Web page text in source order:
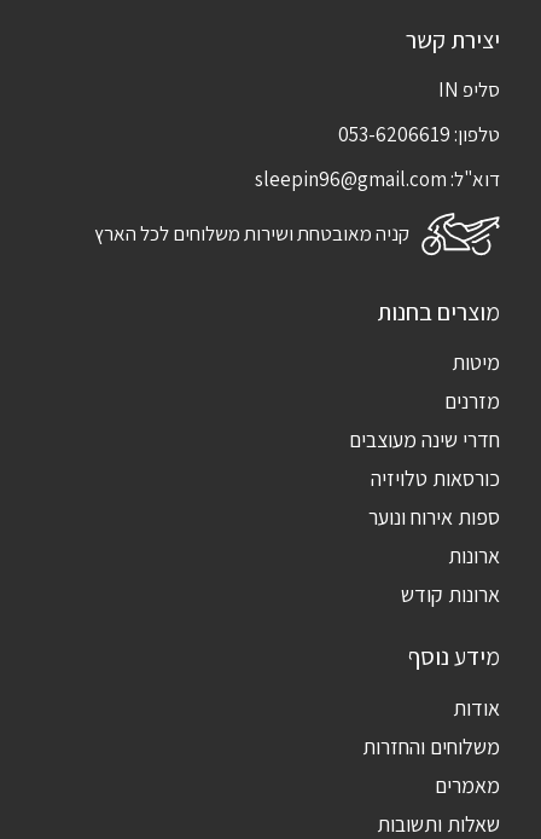
יצירת קשר
סליפ IN
טלפון:053-6206619
דוא"ל:sleepin96@gmail.com
קניה מאובטחת ושירות משלוחים לכל הארץ
מוצרים בחנות
מיטות
מזרנים
חדרי שינה מעוצבים
כורסאות טלויזיה
ספות אירוח ונוער
ארונות
ארונות קודש
מידע נוסף
אודות
משלוחים והחזרות
מאמרים
שאלות ותשובות